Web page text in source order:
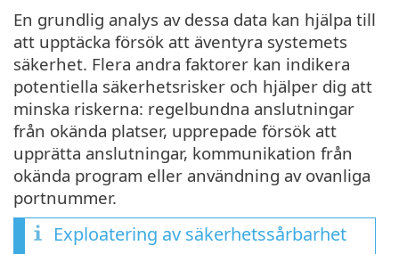
En grundlig analys av dessa data kan hjälpa till
att upptäcka försök att äventyra systemets
säkerhet. Flera andra faktorer kan indikera
potentiella säkerhetsrisker och hjälper dig att
minska riskerna: regelbundna anslutningar
från okända platser, upprepade försök att
upprätta anslutningar, kommunikation från
okända program eller användning av ovanliga
portnummer.
Exploatering av säkerhetssårbarhet